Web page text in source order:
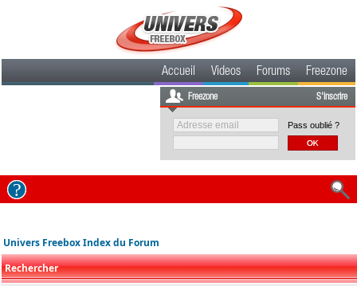
Accueil Videos Forums Freezone
Freezone S'inscrire
Pass oublié ?
Univers Freebox Index du Forum
Rechercher